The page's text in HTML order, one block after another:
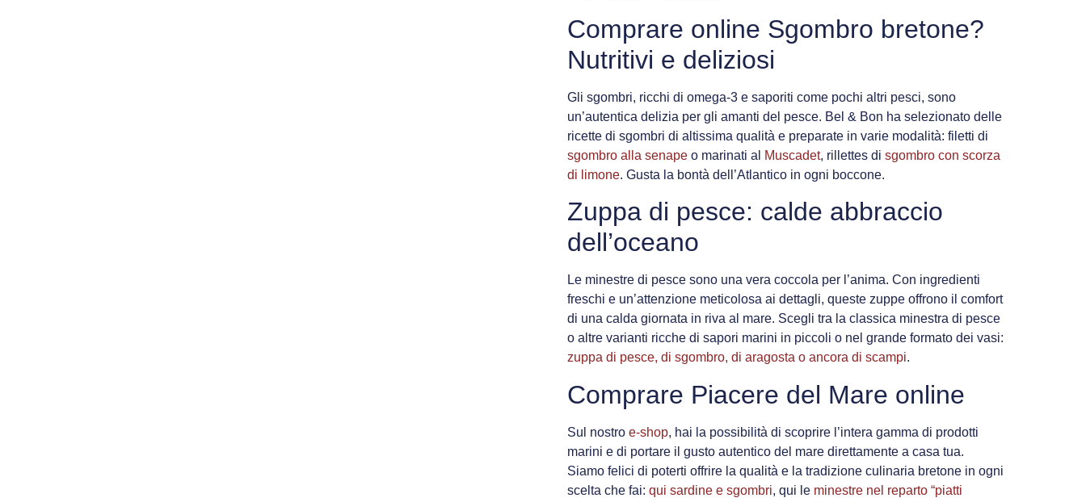
Comprare online Sgombro bretone?
Nutritivi e deliziosi
Gli sgombri, ricchi di omega-3 e saporiti come pochi altri pesci, sono
un’autentica delizia per gli amanti del pesce. Bel & Bon ha selezionato delle
ricette di sgombri di altissima qualità e preparate in varie modalità: filetti di
sgombro alla senape o marinati al Muscadet, rillettes di sgombro con scorza
di limone. Gusta la bontà dell’Atlantico in ogni boccone.
Zuppa di pesce: calde abbraccio
dell’oceano
Le minestre di pesce sono una vera coccola per l’anima. Con ingredienti
freschi e un’attenzione meticolosa ai dettagli, queste zuppe offrono il comfort
di una calda giornata in riva al mare. Scegli tra la classica minestra di pesce
o altre varianti ricche di sapori marini in piccoli o nel grande formato dei vasi:
zuppa di pesce, di sgombro, di aragosta o ancora di scampi.
Comprare Piacere del Mare online
Sul nostro e-shop, hai la possibilità di scoprire l’intera gamma di prodotti
marini e di portare il gusto autentico del mare direttamente a casa tua.
Siamo felici di poterti offrire la qualità e la tradizione culinaria bretone in ogni
scelta che fai: qui sardine e sgombri, qui le minestre nel reparto “piatti